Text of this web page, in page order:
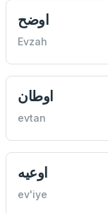
اوضح
Evzah
اوطان
evtan
اوعيه
ev'iye